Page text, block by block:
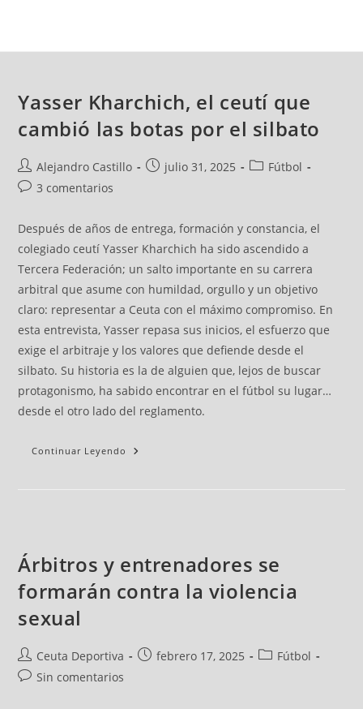
Yasser Kharchich, el ceutí que
cambió las botas por el silbato
Alejandro Castillo julio 31, 2025
Fútbol
3 comentarios
Después de años de entrega, formación y constancia, el
colegiado ceutí Yasser Kharchich ha sido ascendido a
Tercera Federación; un salto importante en su carrera
arbitral que asume con humildad, orgullo y un objetivo
claro: representar a Ceuta con el máximo compromiso. En
esta entrevista, Yasser repasa sus inicios, el esfuerzo que
exige el arbitraje y los valores que defiende desde el
silbato. Su historia es la de alguien que, lejos de buscar
protagonismo, ha sabido encontrar en el fútbol su lugar…
desde el otro lado del reglamento.
Continuar Leyendo
Árbitros y entrenadores se
formarán contra la violencia
sexual
Ceuta Deportiva febrero 17, 2025
Fútbol
Sin comentarios